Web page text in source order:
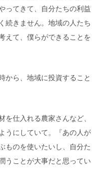
ってきて、自分たちの利益
続きません。地域の人たち
えて、僕らができることを
から、地域に投資すること
を仕入れる農家さんなど、
うにしていて。『あの人が
ものを使いたいし、自分た
うことが大事だと思ってい